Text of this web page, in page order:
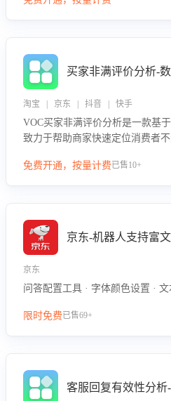
绪、归因争议根源，并客观评估
买家非满评价分析-
淘宝 | 京东 | 抖音 | 快手
VOC买家非满评价分析是一款基
致力于帮助商家快速定位消费者
或其它部门原因，明确责任归属
免费开通，按量计费已售10+
京东-机器人支持富
京东
问答配置工具 · 字体颜色设置 · 文
限时免费已售69+
客服回复有效性分